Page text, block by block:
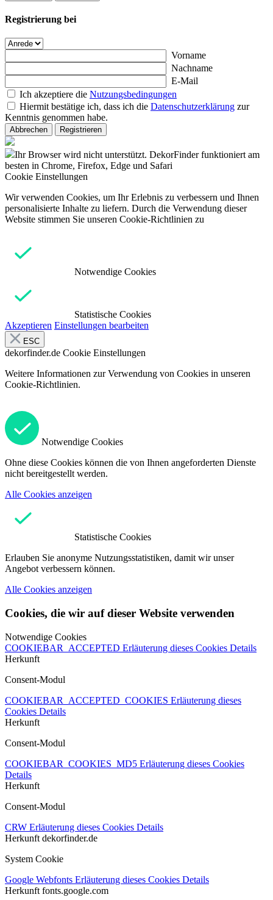
Registrierung bei
Vorname
Nachname
E-Mail
Ich akzeptiere die Nutzungsbedingungen
Hiermit bestätige ich, dass ich die Datenschutzerklärung zur
Kenntnis genommen habe.
Abbrechen Registrieren
Ihr Browser wird nicht unterstützt. DekorFinder funktioniert am
besten in Chrome, Firefox, Edge und Safari
Cookie Einstellungen
Wir verwenden Cookies, um Ihr Erlebnis zu verbessern und Ihnen
personalisierte Inhalte zu liefern. Durch die Verwendung dieser
Website stimmen Sie unseren Cookie-Richtlinien zu
Notwendige Cookies
Statistische Cookies
Akzeptieren Einstellungen bearbeiten
ESC
dekorfinder.de Cookie Einstellungen
Weitere Informationen zur Verwendung von Cookies in unseren
Cookie-Richtlinien.
Notwendige Cookies
Ohne diese Cookies können die von Ihnen angeforderten Dienste
nicht bereitgestellt werden.
Alle Cookies anzeigen
Statistische Cookies
Erlauben Sie anonyme Nutzungsstatistiken, damit wir unser
Angebot verbessern können.
Alle Cookies anzeigen
Cookies, die wir auf dieser Website verwenden
Notwendige Cookies
COOKIEBAR_ACCEPTED Erläuterung dieses Cookies Details
Herkunft
Consent-Modul
COOKIEBAR_ACCEPTED_COOKIES Erläuterung dieses
Cookies Details
Herkunft
Consent-Modul
COOKIEBAR_COOKIES_MD5 Erläuterung dieses Cookies
Details
Herkunft
Consent-Modul
CRW Erläuterung dieses Cookies Details
Herkunft dekorfinder.de
System Cookie
Google Webfonts Erläuterung dieses Cookies Details
Herkunft fonts.google.com